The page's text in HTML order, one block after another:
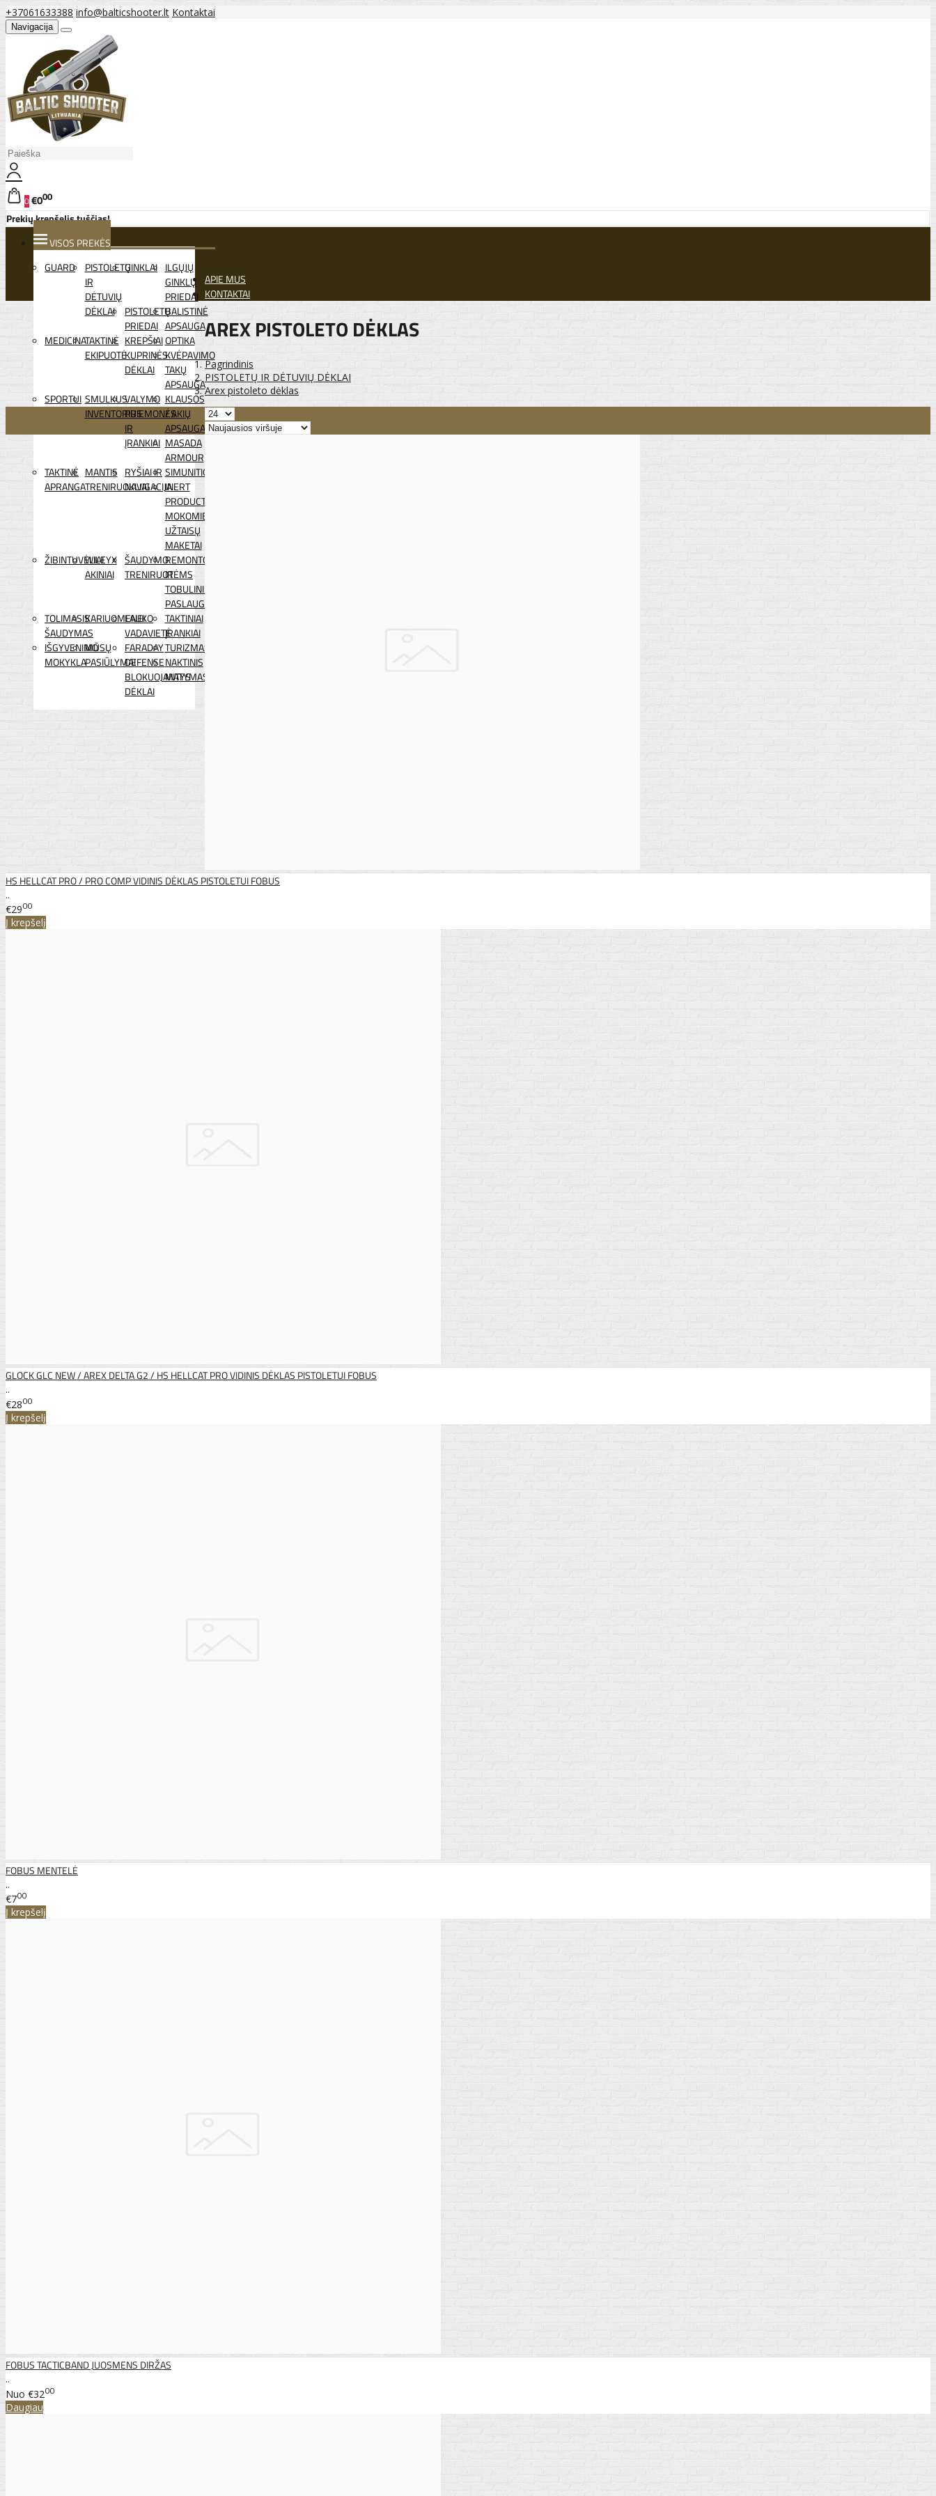
+37061633388 info@balticshooter.lt Kontaktai
Navigacija
0€000
Prekių krepšelis tuščias!
VISOS PREKĖS
GUARD
PISTOLETŲ
IR
DĖTUVIŲ
DĖKLAI
GINKLAI ILGŲJŲ
GINKLŲ
PRIEDAI
PISTOLETŲ
PRIEDAI
BALISTINĖ
APSAUGA
MEDICINATAKTINĖ
EKIPUOTĖ
KREPŠIAI
KUPRINĖS
DĖKLAI
OPTIKA
KVĖPAVIMO
TAKŲ
APSAUGA
SPORTUI SMULKUS
INVENTORIUS
VALYMO
PRIEMONĖS
IR
ĮRANKIAI
KLAUSOS
/ AKIŲ
APSAUGA
MASADA
ARMOUR
TAKTINĖ
APRANGA
MANTIS
TRENIRUOKLIAI
RYŠIAI IR
NAVIGACIJA
SIMUNITION
INERT
PRODUCTS
MOKOMIEJI
UŽTAISŲ
MAKETAI
ŽIBINTUVĖLIAI
WILEYX
AKINIAI
ŠAUDYMO
TRENIRUOTĖMS
REMONTO
IR
TOBULINIMO
PASLAUGOS
TOLIMASIS
ŠAUDYMAS
KARIUOMENEI
LAUKO
VADAVIETĖ
TAKTINIAI
ĮRANKIAI
IŠGYVENIMO
MOKYKLA
MŪSŲ
PASIŪLYMAI
FARADAY
DEFENSE
BLOKUOJANTYS
DĖKLAI
TURIZMAS
NAKTINIS
MATYMAS
APIE MUS
KONTAKTAI
AREX PISTOLETO DĖKLAS
Pagrindinis
PISTOLETŲ IR DĖTUVIŲ DĖKLAI
Arex pistoleto dėklas
HS HELLCAT PRO / PRO COMP VIDINIS DĖKLAS PISTOLETUI FOBUS
..
€2900
Į krepšelį
GLOCK GLC NEW / AREX DELTA G2 / HS HELLCAT PRO VIDINIS DĖKLAS PISTOLETUI FOBUS
..
€2800
Į krepšelį
FOBUS MENTELĖ
..
€700
Į krepšelį
FOBUS TACTICBAND JUOSMENS DIRŽAS
..
Nuo €3200
Daugiau